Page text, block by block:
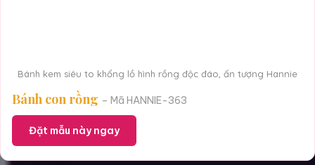
Bánh kem siêu to khổng lồ hình rồng độc đáo, ấn tượng Hannie
Bánh con rồng – Mã HANNIE-363
Đặt mẫu này ngay